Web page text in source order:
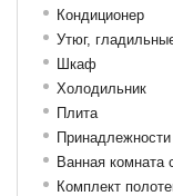
Кондиционер
Утюг,
Шкаф
Холодильник
Плита
Ванная комната
Комплект